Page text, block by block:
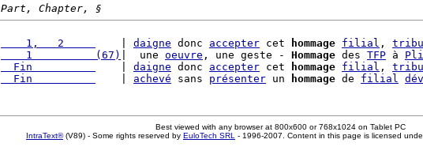
Part, Chapter, §
    1,   2
daigne donc accepter cet hommage filial ,
    1          (67)
|  une oeuvre , une geste - Hommage des TFP à
  Fin
daigne donc accepter cet hommage filial ,
  Fin
achevé sans présenter un hommage de filial
Best viewed with any browser at 800x600 or 768x1024 on Tablet PC
IntraText®(V89) - Some rights reserved by EuloTech SRL - 1996-2007. Content in this page is licensed